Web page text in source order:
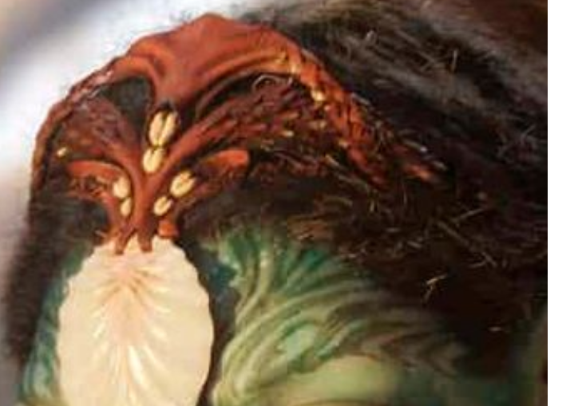
Gaming
E-Mobilität
Tests
Über uns
Team
Zusammenarbeit
Kontakt
Impressum